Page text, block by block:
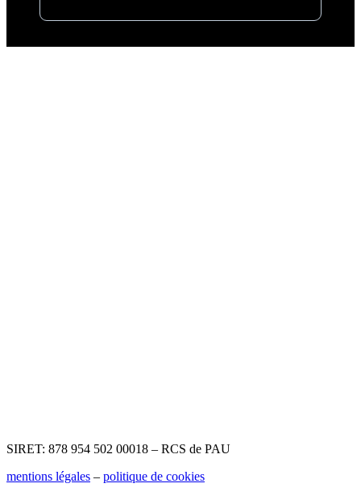
SIRET: 878 954 502 00018 – RCS de PAU
mentions légales – politique de cookies